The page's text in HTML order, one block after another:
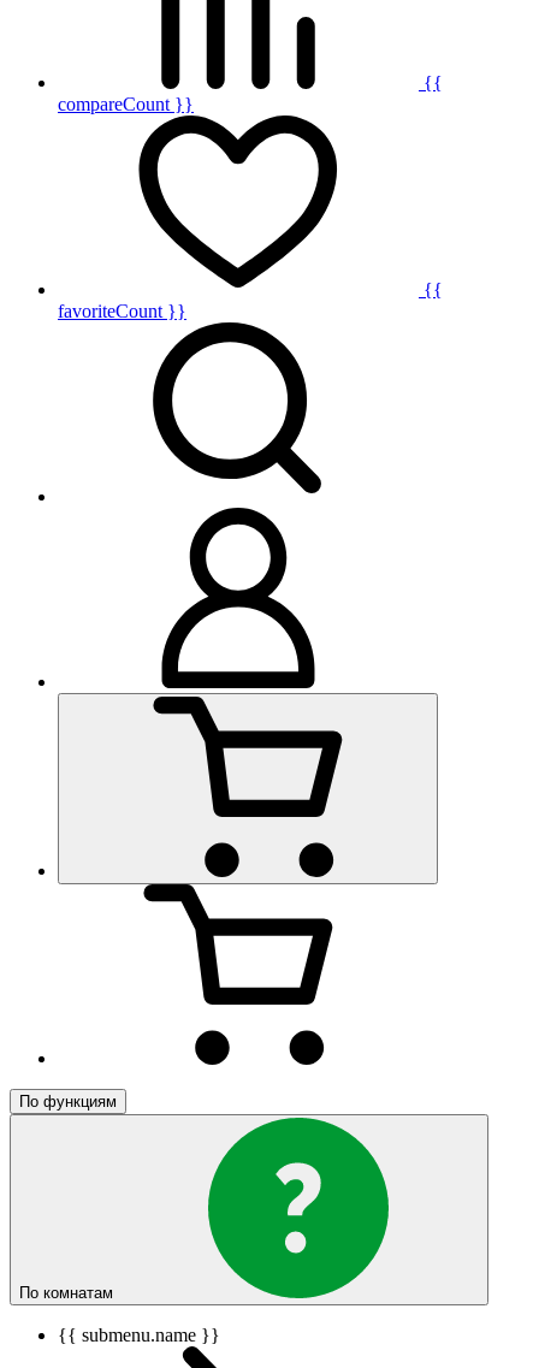
{{
compareCount }}
{{
favoriteCount }}
По функциям
По комнатам
{{ submenu.name }}